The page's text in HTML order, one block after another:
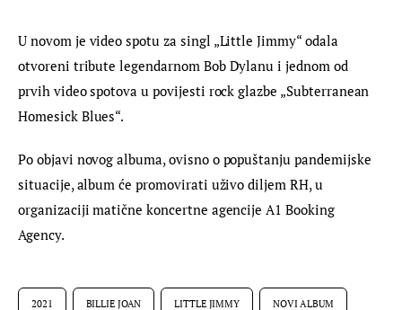
U novom je video spotu za singl „Little Jimmy“ odala
otvoreni tribute legendarnom Bob Dylanu i jednom od
prvih video spotova u povijesti rock glazbe „Subterranean
Homesick Blues“.
Po objavi novog albuma, ovisno o popuštanju pandemijske
situacije, album će promovirati uživo diljem RH, u
organizaciji matične koncertne agencije A1 Booking
Agency.
2021 BILLIE JOAN LITTLE JIMMY NOVI ALBUM